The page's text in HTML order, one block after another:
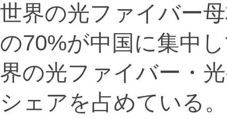
世界の光ファイバー
の70%が中国に集中
界の光ファイバー・
シェアを占めている